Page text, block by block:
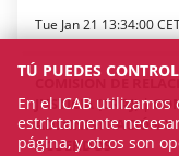
Tue Jan 21 13:34:00
COMISIÓN DE
JUSTICIA (CRAJ) |
ADMINISTRACIÓN Y
ACUERDOS
TÚ PUEDES
En el ICAB
estrictamente
página, y otros son